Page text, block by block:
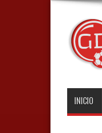
INICIO